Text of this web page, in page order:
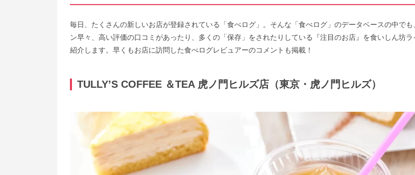
毎日、たくさんの新しいお店が登録されている「食べログ」。そんな「食べログ」のデータベースの中でも
ン早々、高い評価の口コミがあったり、多くの「保存」をされたりしている『注目のお店』を食いしん坊ラ
紹介します。早くもお店に訪問した食べログレビュアーのコメントも掲載！
TULLY’S COFFEE ＆TEA 虎ノ門ヒルズ店（東京・虎ノ門ヒルズ）